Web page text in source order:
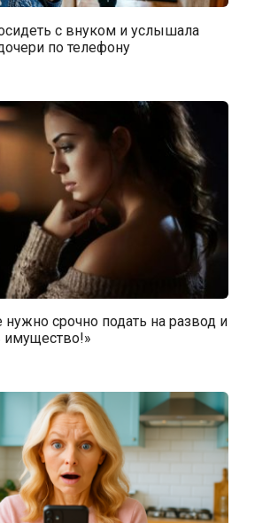
с внуком и услышала
по телефону
нужно срочно подать на развод и
имущество!»